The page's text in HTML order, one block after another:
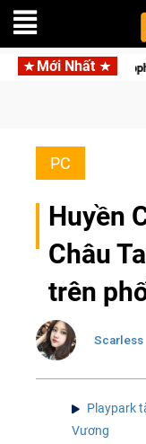
Mới Nhất
Garena hợp tác
PC
Huyền
Châu
trên
Scarless
Playpark
Vương